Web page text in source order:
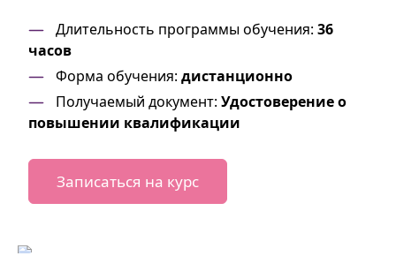
Длительность программы обучения: 36
часов
Форма обучения: дистанционно
Получаемый документ: Удостоверение о
повышении квалификации
Записаться на курс